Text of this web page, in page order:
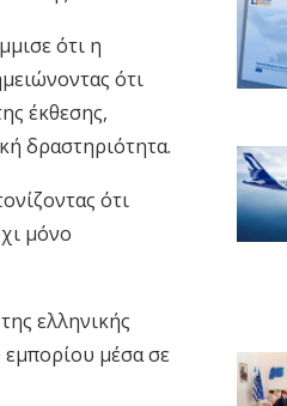
ότι η
ότι
έκθεσης,
δραστηριότητα.
ότι
μόνο
ελληνικής
εμπορίου μέσα σε